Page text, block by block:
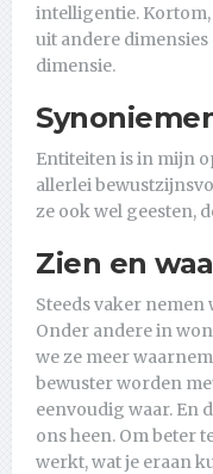
intelligentie. Kortom,
uit andere
dimensie.
Entiteiten is in mijn
allerlei
ze ook wel geesten,
Zien en
Steeds vaker
Onder andere in
we ze meer
bewuster worden
eenvoudig waar. En
ons heen. Om beter
werkt, wat je eraan